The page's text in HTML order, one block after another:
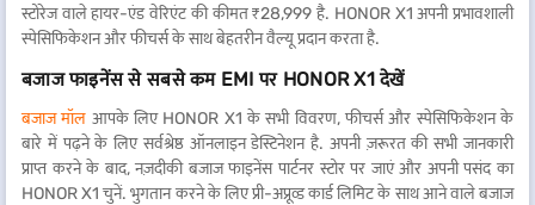
स्टोरेज वाले हायर-एंड वेरिएंट की कीमत ₹28,999 है. HONOR X1 अपनी प्रभावशाली
स्पेसिफिकेशन और फीचर्स के साथ बेहतरीन वैल्यू प्रदान करता है.
बजाज फाइनेंस से सबसे कम EMI पर HONOR X1 देखें
बजाज मॉल आपके लिए HONOR X1 के सभी विवरण, फीचर्स और स्पेसिफिकेशन के
बारे में पढ़ने के लिए सर्वश्रेष्ठ ऑनलाइन डेस्टिनेशन है. अपनी ज़रूरत की सभी जानकारी
प्राप्त करने के बाद, नज़दीकी बजाज फाइनेंस पार्टनर स्टोर पर जाएं और अपनी पसंद का
HONOR X1 चुनें. भुगतान करने के लिए प्री-अप्रूव्ड कार्ड लिमिट के साथ आने वाले बजाज